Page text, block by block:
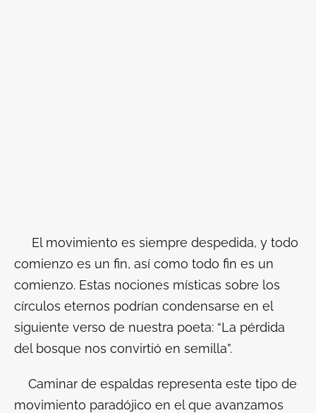
El movimiento es siempre despedida, y todo
comienzo es un fin, así como todo fin es un
comienzo. Estas nociones místicas sobre los
círculos eternos podrían condensarse en el
siguiente verso de nuestra poeta: “La pérdida
del bosque nos convirtió en semilla”.
Caminar de espaldas representa este tipo de
movimiento paradójico en el que avanzamos